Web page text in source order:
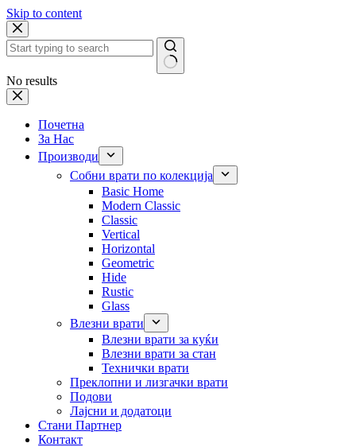
Skip to content
No results
Почетна
За Нас
Производи
Собни врати по колекција
Basic Home
Modern Classic
Classic
Vertical
Horizontal
Geometric
Hide
Rustic
Glass
Влезни врати
Влезни врати за куќи
Влезни врати за стан
Технички врати
Преклопни и лизгачки врати
Подови
Лајсни и додатоци
Стани Партнер
Контакт